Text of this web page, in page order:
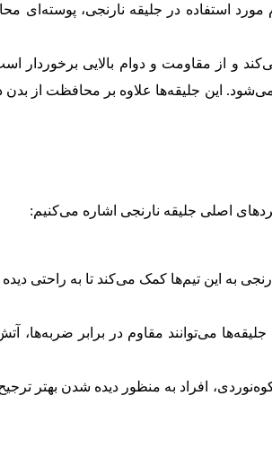
استفاده در جلیقه نارنجی، پوسته‌ای
و از مقاومت و دوام بالایی برخوردار
این جلیقه‌ها علاوه بر محافظت از بدن
اصلی جلیقه نارنجی اشاره می‌کنیم:
به این تیم‌ها کمک می‌کند تا به راحتی
می‌توانند مقاوم در برابر ضربه‌ها،
افراد به منظور دیده شدن بهتر